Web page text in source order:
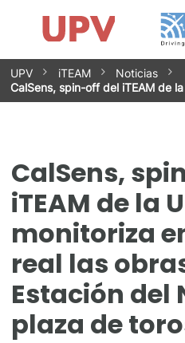
Saltar
contenido
Impacto
Grupos de investigación
Instalaciones
Spin-offs
Contacto
Prácticas
Noticias
Unidad de Igualdad
UPV iTEAM
Noticias
CalSens, spin-off del iTEAM de
CalSens,
iTEAM de la
monitoriza
real las
Estación del
plaza de